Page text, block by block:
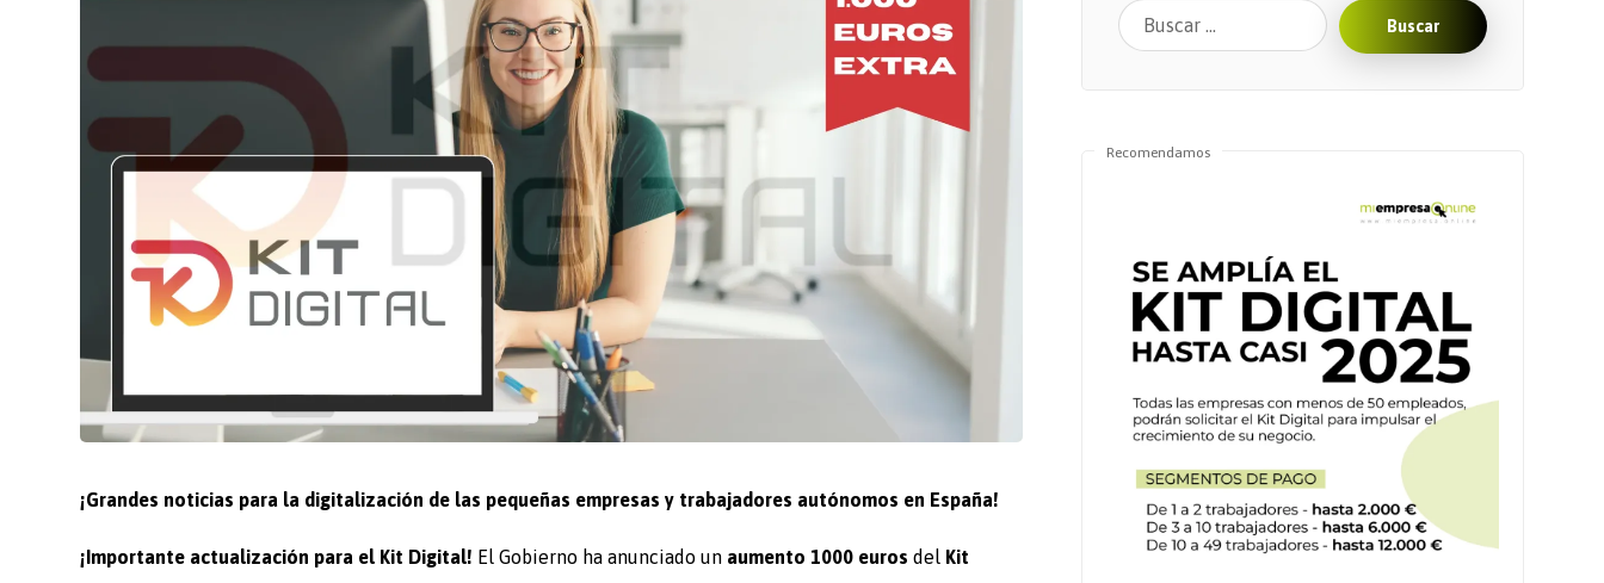
¡Grandes noticias para la digitalización de las pequeñas empresas y trabajadores autónomos en España!
¡Importante actualización para el Kit Digital! El Gobierno ha anunciado un aumento 1000 euros del Kit
Buscar
Recomendamos